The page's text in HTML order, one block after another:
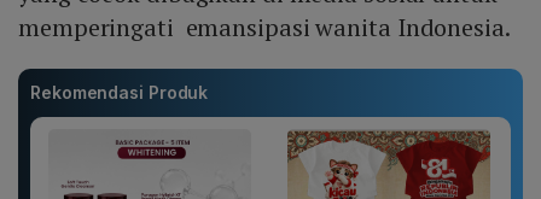
memperingati emansipasi wanita Indonesia.
Rekomendasi Produk